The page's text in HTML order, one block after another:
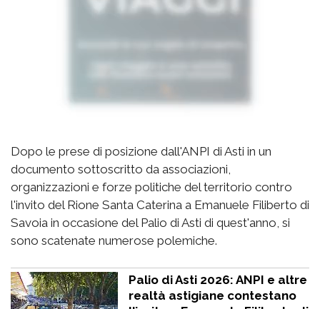
Dopo le prese di posizione dall'ANPI di Asti in un
documento sottoscritto da associazioni,
organizzazioni e forze politiche del territorio contro
l'invito del Rione Santa Caterina a Emanuele Filiberto di
Savoia in occasione del Palio di Asti di quest'anno, si
sono scatenate numerose polemiche.
Palio di Asti 2026: ANPI e altre
realtà astigiane contestano